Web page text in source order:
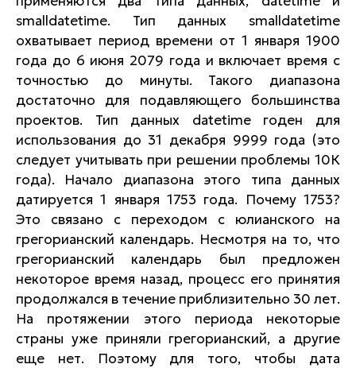
smalldatetime. Тип данных smalldatetime
охватывает период времени от 1 января 1900
года до 6 июня 2079 года и включает время с
точностью до минуты. Такого диапазона
достаточно для подавляющего большинства
проектов. Тип данных datetime годен для
использования до 31 декабря 9999 года (это
следует учитывать при решении проблемы 10К
года). Начало диапазона этого типа данных
датируется 1 января 1753 года. Почему 1753?
Это связано с переходом с юлианского на
грегорианский календарь. Несмотря на то, что
грегорианский календарь был предложен
некоторое время назад, процесс его принятия
продолжался в течение приблизительно 30 лет.
На протяжении этого периода некоторые
страны уже приняли грегорианский, а другие
еще нет. Поэтому для того, чтобы дата